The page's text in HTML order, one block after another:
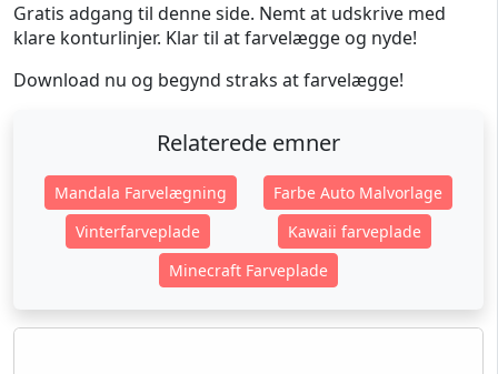
Gratis adgang til denne side. Nemt at udskrive med
klare konturlinjer. Klar til at farvelægge og nyde!
Download nu og begynd straks at farvelægge!
Relaterede emner
Mandala Farvelægning
Farbe Auto Malvorlage
Vinterfarveplade
Kawaii farveplade
Minecraft Farveplade